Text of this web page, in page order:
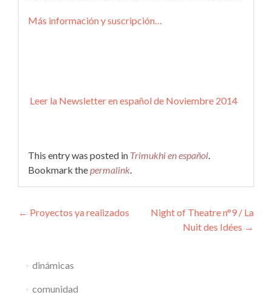
Más información y suscripción…
Leer la Newsletter en español de Noviembre 2014
This entry was posted in Trimukhi en español.
Bookmark thepermalink.
Post
← Proyectos ya realizados
Night of Theatre n°9 / La
Nuit des Idées →
dinámicas
comunidad